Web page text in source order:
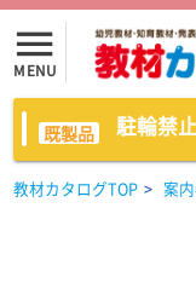
menu
MENU
既製品 駐輪禁
教材カタログTOP > 案